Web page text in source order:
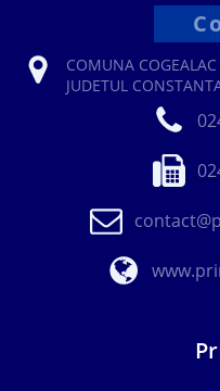
COMUNA
JUDETUL